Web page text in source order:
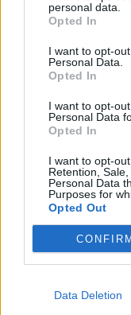
personal data.
Opted In
I want to opt-
Personal Data.
Opted In
I want to opt-
Personal Data
Opted In
I want to opt-
Retention,
Personal Data
Purposes for
Opted Out
Data Deletion